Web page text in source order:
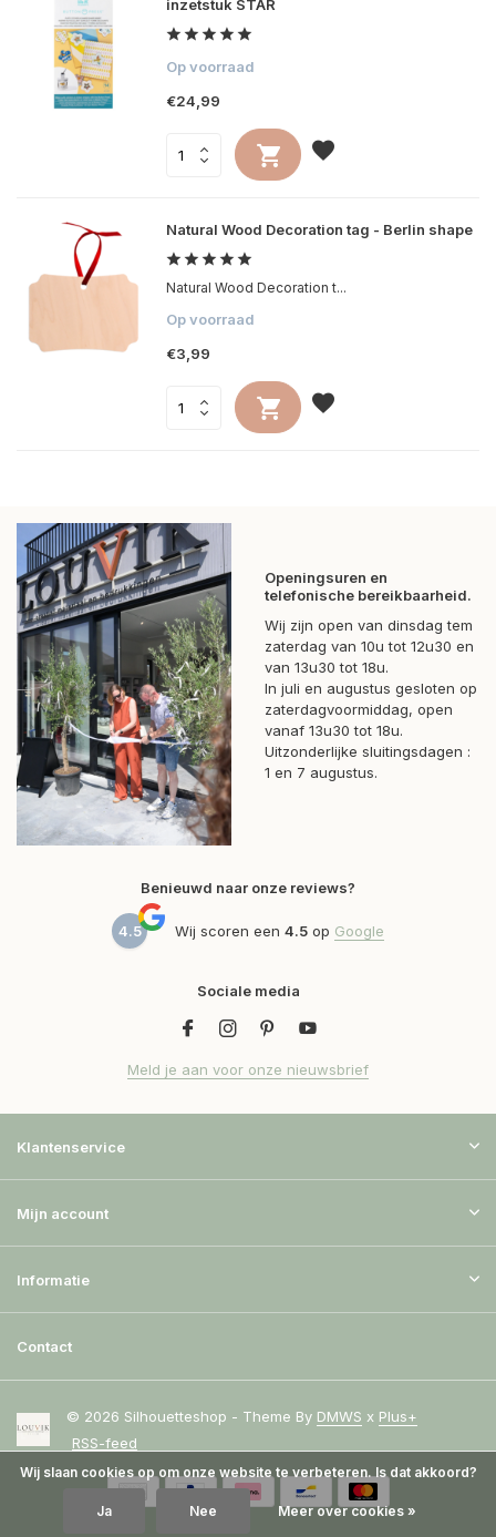
inzetstuk STAR
Op voorraad
€24,99
Natural Wood Decoration tag - Berlin shape
Natural Wood Decoration t...
Op voorraad
€3,99
Openingsuren en
telefonische bereikbaarheid.
Wij zijn open van dinsdag tem
zaterdag van 10u tot 12u30 en
van 13u30 tot 18u.
In juli en augustus gesloten op
zaterdagvoormiddag, open
vanaf 13u30 tot 18u.
Uitzonderlijke sluitingsdagen :
1 en 7 augustus.
Benieuwd naar onze reviews?
4.5 Wij scoren een 4.5 op Google
Sociale media
Meld je aan voor onze nieuwsbrief
Klantenservice
Mijn account
Informatie
Contact
© 2026 Silhouetteshop - Theme By DMWS x Plus+
RSS-feed
Wij slaan cookies op om onze website te verbeteren. Is dat akkoord?
Ja Nee Meer over cookies »